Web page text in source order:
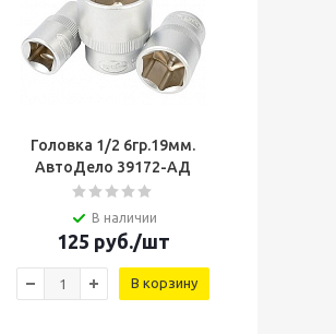
Головка 1/2 6гр.19мм.
АвтоДело 39172-AД
В наличии
125 руб./шт
В корзину